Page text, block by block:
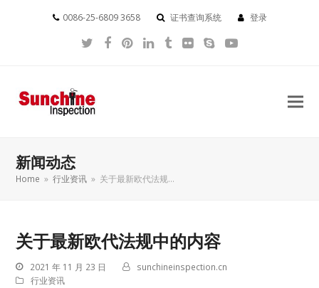
0086-25-6809 3658 证书查询系统 登录
Twitter
Facebook
Pinterest
LinkedIn
Tumblr
FlickrSkypeYouTube
新闻动态
Home » 行业资讯 » 关于最新欧代法规…
关于最新欧代法规中的内容
2021 年 11 月 23 日
sunchineinspection.cn
行业资讯